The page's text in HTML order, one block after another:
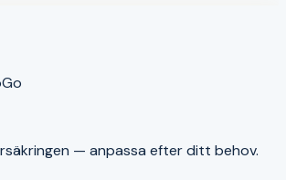
Go
— anpassa efter ditt behov.